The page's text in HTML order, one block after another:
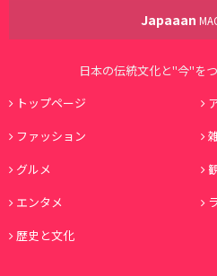
Japaaan
日本の伝統文化と"今"を
トップページ
ファッション
グルメ
エンタメ
歴史と文化